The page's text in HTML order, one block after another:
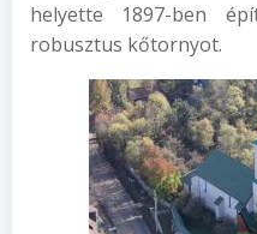
helyette 1897-ben
robusztus kőtornyot.